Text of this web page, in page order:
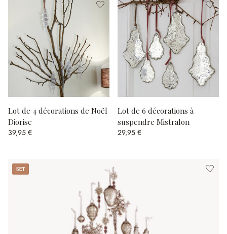
Lot de 4 décorations de Noël
Diorise
39,95 €
Lot de 6 décorations à
suspendre Mistralon
29,95 €
Set